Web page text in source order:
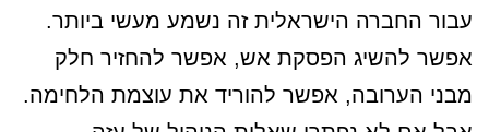
עבור החברה הישראלית זה נשמע מעשי ביותר.
אפשר להשיג הפסקת אש, אפשר להחזיר חלק
מבני הערובה, אפשר להוריד את עוצמת הלחימה.